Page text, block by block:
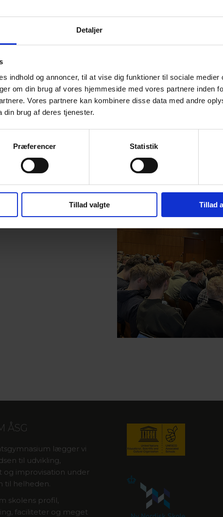
Detaljer
indhold og annoncer, til at vise dig funktioner til sociale medier
om din brug af vores hjemmeside med vores partnere inden
Vores partnere kan kombinere disse data med andre
brug af deres tjenester.
Præferencer Statistik
Tillad valgte Tillad
undervisning.
hvor de i
emd fokus på energi.
forskellige
naturvidenskabelige
ÅSG
lægger vi
til udvikling,
og improvisation under
til helheden.
skolens profil,
faciliteter og meget